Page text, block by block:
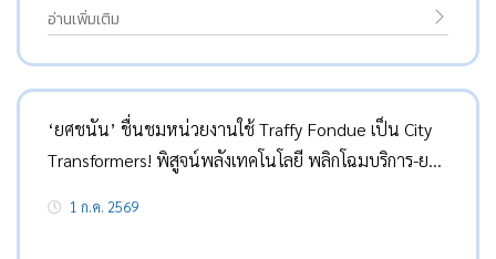
อ่านเพิ่มเติม
‘ยศชนัน’ ชื่นชมหน่วยงานใช้ Traffy Fondue เป็น City
Transformers! พิสูจน์พลังเทคโนโลยี พลิกโฉมบริการ-ยก
1 ก.ค. 2569